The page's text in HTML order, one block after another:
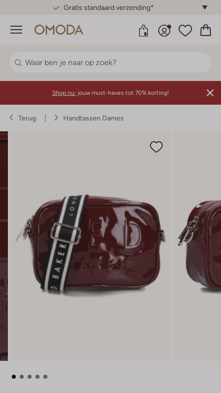
Gratis standaard verzending*
Menu
Shop nu: jouw must-haves tot 70% korting!
Terug Handtassen Dames